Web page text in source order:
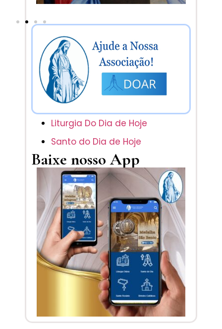
Liturgia Do Dia de Hoje
Santo do Dia de Hoje
Baixe nosso App